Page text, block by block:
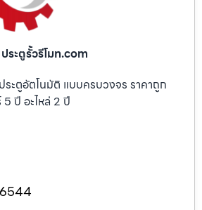
ประตูรั้วรีโมท.com
ะตูอัตโนมัติ แบบครบวงจร ราคาถูก
ปี อะไหล่ 2 ปี